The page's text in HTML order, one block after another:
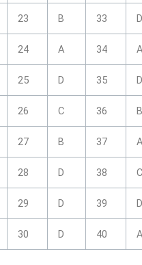
23 B 33 D
24 A 34
25 D 35 D
26 C 36 B
27 B 37
28 D 38 C
29 D 39 D
30 D 40